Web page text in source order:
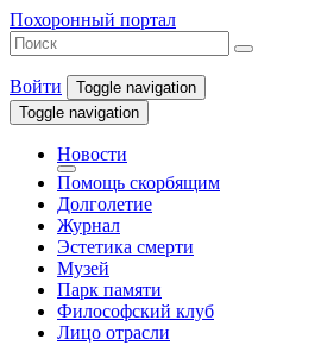
Похоронный портал
Войти
Toggle navigation
Toggle navigation
Новости
Помощь скорбящим
Долголетие
Журнал
Эстетика смерти
Музей
Парк памяти
Философский клуб
Лицо отрасли